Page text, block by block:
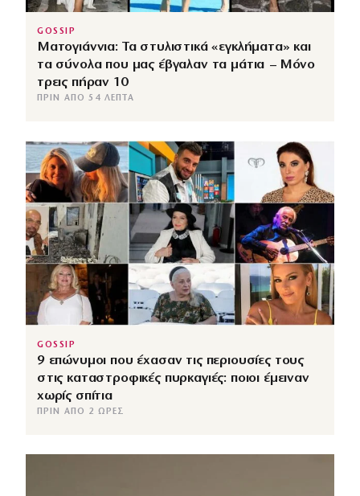
GOSSIP
Ματογιάννια: Τα στυλιστικά «εγκλήματα» και
τα σύνολα που μας έβγαλαν τα μάτια – Μόνο
τρεις πήραν 10
ΠΡΙΝ ΑΠΌ 54 ΛΕΠΤΆ
GOSSIP
9 επώνυμοι που έχασαν τις περιουσίες τους
στις καταστροφικές πυρκαγιές: ποιοι έμειναν
χωρίς σπίτια
ΠΡΙΝ ΑΠΌ 2 ΏΡΕΣ